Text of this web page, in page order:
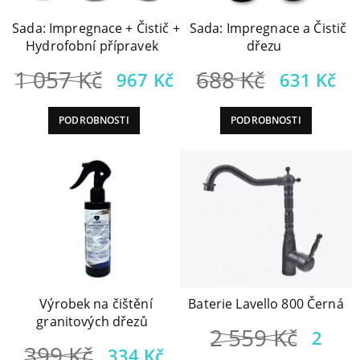
Sada: Impregnace + Čistič +
Hydrofobní přípravek
1 057Kč Původní
cena
byla:
1
057 Kč.
967 KčAktuální
cena
967 Kč.
PODROBNOSTI
Sada: Impregnace a Čistič
dřezu
688Kč
cena
byla:
688 Kč.
631 Kč
PODROBNOSTI
Výrobek na čištění
granitových dřezů
PůvodníAktuální
Baterie Lavello 800 Černá
2 559Kč
2